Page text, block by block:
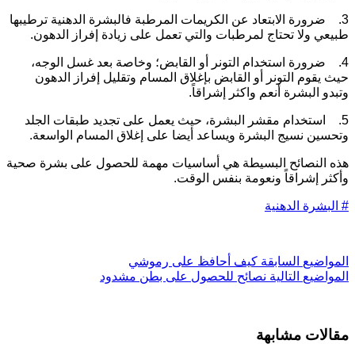
3. ضرورة الابتعاد عن الكريمات المرطبة فالبشرة الدهنية ترطيبها
ولا تحتاج لمرطبات والتي تعمل على زيادة إفراز الدهون.
4. ضرورة استخدام التونر أو القابض؛ وخاصة بعد غسل الوجه،
يقوم التونر أو القابض بإغلاق المسام وتقليل إفراز الدهون
البشرة أنعم واكثر إشراقاً.
5. استخدام مقشر البشرة، حيث يعمل على تجديد طبقات الجلد
نسيج البشرة ويساعد أيضا على إغلاق المسام الواسعة.
النصائح البسيطة هي أساسيات مهمة للحصول على بشرة صحية
إشراقاً ونعومة بنفس الوقت.
البشرة الدهنية
مواضيعالسابقةكيف أحافظ على رموشي
مواضيعالتاليةنصائح للحصول على بطن مشدود
مشابهة